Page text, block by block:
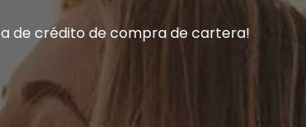
de crédito de compra de cartera!